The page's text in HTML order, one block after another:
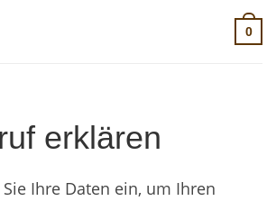
0
erklären
Ihre Daten ein, um Ihren